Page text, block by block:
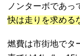
ノンターボであっ
快は走りを求める
燃費は市街地で